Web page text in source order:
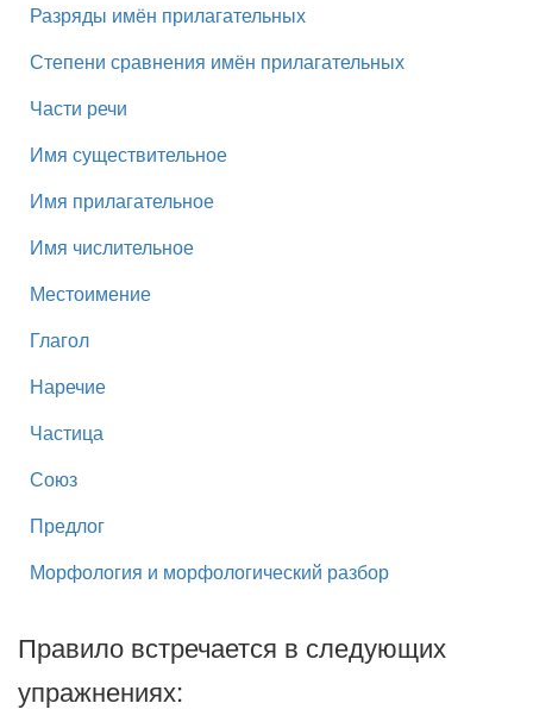
Разряды имён прилагательных
Степени сравнения имён прилагательных
Части речи
Имя существительное
Имя прилагательное
Имя числительное
Местоимение
Глагол
Наречие
Частица
Союз
Предлог
Морфология и морфологический разбор
Правило встречается в следующих
упражнениях: